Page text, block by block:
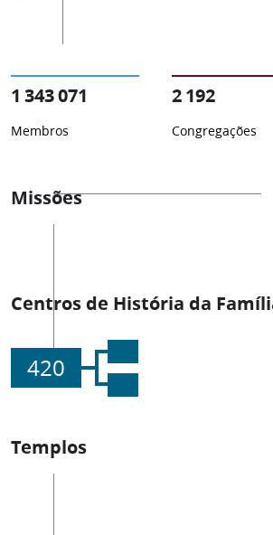
1 343 071
Membros
2 192
Congregações
Missões
Centros de História da
420
Templos